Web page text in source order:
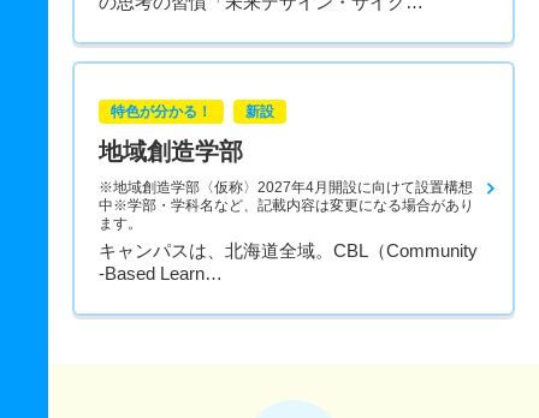
特色が分かる！ 新設
地域創造学部
※地域創造学部〈仮称〉2027年4月開設に向けて設置構想
中※学部・学科名など、記載内容は変更になる場合があり
ます。
キャンパスは、北海道全域。CBL（Community
-Based Learn…